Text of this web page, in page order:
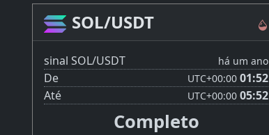
SOL/USDT
sinal SOL/USDT há um ano
De UTC+00:00 01:52
Até
UTC+00:00 05:52
Completo